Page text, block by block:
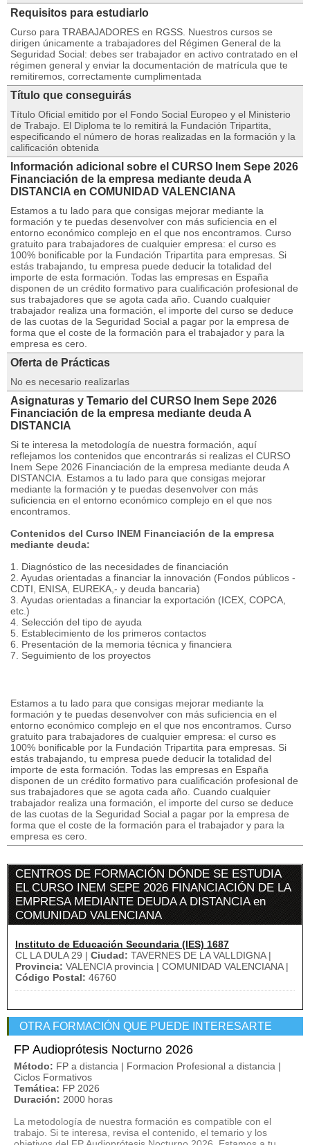
Requisitos para estudiarlo
Curso para TRABAJADORES en RGSS. Nuestros cursos se
dirigen únicamente a trabajadores del Régimen General de la
Seguridad Social: debes ser trabajador en activo contratado en el
régimen general y enviar la documentación de matrícula que te
remitiremos, correctamente cumplimentada
Título que conseguirás
Título Oficial emitido por el Fondo Social Europeo y el Ministerio
de Trabajo. El Diploma te lo remitirá la Fundación Tripartita,
especificando el número de horas realizadas en la formación y la
calificación obtenida
Información adicional sobre el CURSO Inem Sepe 2026
Financiación de la empresa mediante deuda A
DISTANCIA en COMUNIDAD VALENCIANA
Estamos a tu lado para que consigas mejorar mediante la
formación y te puedas desenvolver con más suficiencia en el
entorno económico complejo en el que nos encontramos. Curso
gratuito para trabajadores de cualquier empresa: el curso es
100% bonificable por la Fundación Tripartita para empresas. Si
estás trabajando, tu empresa puede deducir la totalidad del
importe de esta formación. Todas las empresas en España
disponen de un crédito formativo para cualificación profesional de
sus trabajadores que se agota cada año. Cuando cualquier
trabajador realiza una formación, el importe del curso se deduce
de las cuotas de la Seguridad Social a pagar por la empresa de
forma que el coste de la formación para el trabajador y para la
empresa es cero.
Oferta de Prácticas
No es necesario realizarlas
Asignaturas y Temario del CURSO Inem Sepe 2026
Financiación de la empresa mediante deuda A
DISTANCIA
Si te interesa la metodología de nuestra formación, aquí
reflejamos los contenidos que encontrarás si realizas el CURSO
Inem Sepe 2026 Financiación de la empresa mediante deuda A
DISTANCIA. Estamos a tu lado para que consigas mejorar
mediante la formación y te puedas desenvolver con más
suficiencia en el entorno económico complejo en el que nos
encontramos.
Contenidos del Curso INEM Financiación de la empresa
mediante deuda:
1. Diagnóstico de las necesidades de financiación
2. Ayudas orientadas a financiar la innovación (Fondos públicos -
CDTI, ENISA, EUREKA,- y deuda bancaria)
3. Ayudas orientadas a financiar la exportación (ICEX, COPCA,
etc.)
4. Selección del tipo de ayuda
5. Establecimiento de los primeros contactos
6. Presentación de la memoria técnica y financiera
7. Seguimiento de los proyectos
Estamos a tu lado para que consigas mejorar mediante la
formación y te puedas desenvolver con más suficiencia en el
entorno económico complejo en el que nos encontramos. Curso
gratuito para trabajadores de cualquier empresa: el curso es
100% bonificable por la Fundación Tripartita para empresas. Si
estás trabajando, tu empresa puede deducir la totalidad del
importe de esta formación. Todas las empresas en España
disponen de un crédito formativo para cualificación profesional de
sus trabajadores que se agota cada año. Cuando cualquier
trabajador realiza una formación, el importe del curso se deduce
de las cuotas de la Seguridad Social a pagar por la empresa de
forma que el coste de la formación para el trabajador y para la
empresa es cero.
CENTROS DE FORMACIÓN DÓNDE SE ESTUDIA
EL CURSO INEM SEPE 2026 FINANCIACIÓN DE LA
EMPRESA MEDIANTE DEUDA A DISTANCIA en
COMUNIDAD VALENCIANA
Instituto de Educación Secundaria (IES) 1687
CL LA DULA 29 | Ciudad: TAVERNES DE LA VALLDIGNA |
Provincia: VALENCIA provincia | COMUNIDAD VALENCIANA |
Código Postal: 46760
OTRA FORMACIÓN QUE PUEDE INTERESARTE
FP Audioprótesis Nocturno 2026
Método: FP a distancia | Formacion Profesional a distancia |
Ciclos Formativos
Temática: FP 2026
Duración: 2000 horas
La metodología de nuestra formación es compatible con el
trabajo. Si te interesa, revisa el contenido, el temario y los